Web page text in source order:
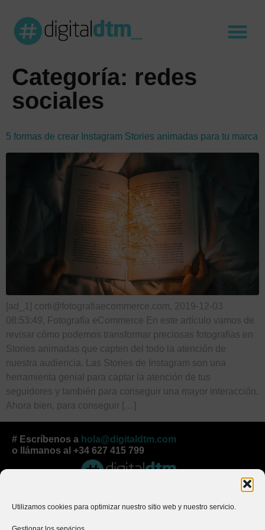
Utilizamos cookies para optimizar nuestro sitio web y nuestro servicio.
Categoría: redes
sociales
5 formas de crear Instagram Stories animadas para tu marca
[ad_1] corti@fotografiaecommerce.com, 2019-12-03
08:53:49, Fotografía eCommerce En este artículo vamos de
revisar cómo podemos transformar preciosas fotografías en
Stories animadas que capten del todo la atención de
nuestra audiencia. Las Stories de Instagram son una
herramienta genial para captar la atención de tus
seguidores y también para conseguir una mayor interacción.
Ahora bien, para conseguir […]
# Escríbenos a hola@digitaldtm.com
o llámanos al +34 627 415 799
© Copyright 2003-2024 Durán Target Media SL. Todos los Derechos Reservados